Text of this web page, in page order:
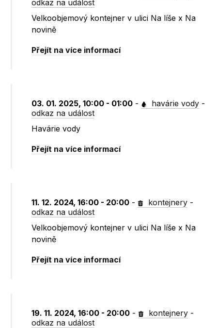
odkaz na událost
Velkoobjemový kontejner v ulici Na líše x Na
novině
Přejít na více informací
03. 01. 2025, 10:00 - 01:00 - havárie vody -
odkaz na událost
Havárie vody
Přejít na více informací
11. 12. 2024, 16:00 - 20:00 - kontejnery -
odkaz na událost
Velkoobjemový kontejner v ulici Na líše x Na
novině
Přejít na více informací
19. 11. 2024, 16:00 - 20:00 - kontejnery -
odkaz na událost